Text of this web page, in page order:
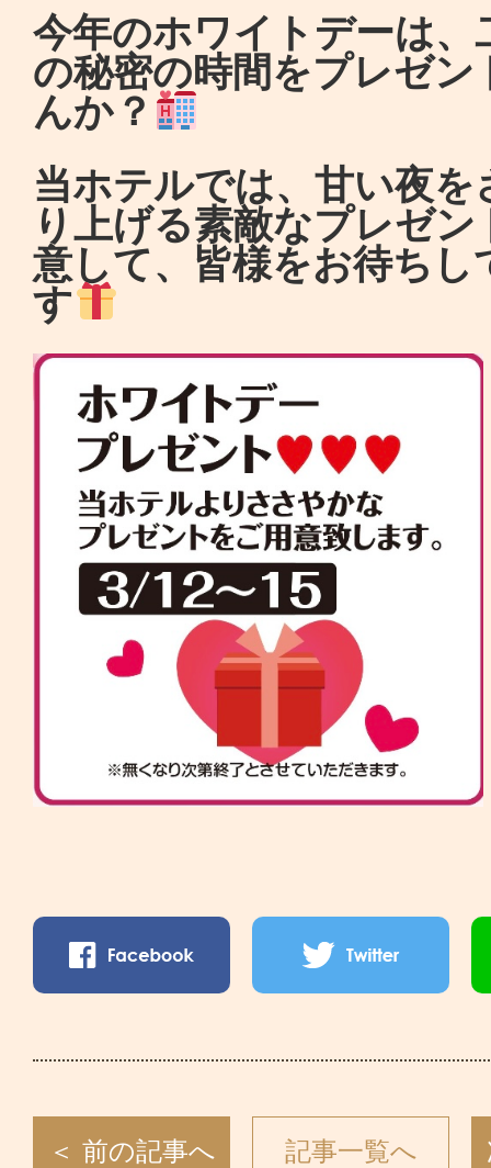
今年のホワイトデーは、
の秘密の時間をプレゼン
んか？
当ホテルでは、甘い夜を
り上げる素敵なプレゼ
意して、皆様をお待ちし
す
＜ 前の記事へ 記事一覧へ